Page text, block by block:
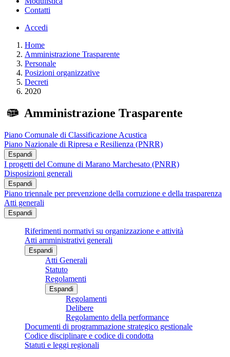
Contatti
Accedi
Home
Amministrazione Trasparente
Personale
Posizioni organizzative
Decreti
2020
Amministrazione Trasparente
Piano Comunale di Classificazione Acustica
Piano Nazionale di Ripresa e Resilienza (PNRR)
Espandi
I progetti del Comune di Marano Marchesato (PNRR)
Disposizioni generali
Espandi
Piano triennale per prevenzione della corruzione e della trasparenza
Atti generali
Espandi
Riferimenti normativi su organizzazione e attività
Atti amministrativi generali
Espandi
Atti Generali
Statuto
Regolamenti
Espandi
Regolamenti
Delibere
Regolamento della performance
Documenti di programmazione strategico gestionale
Codice disciplinare e codice di condotta
Statuti e leggi regionali